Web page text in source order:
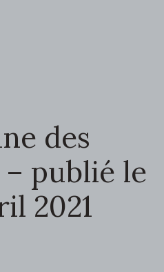
des
publié le
2021